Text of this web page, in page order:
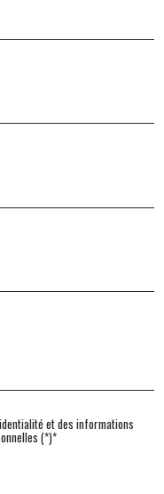
et des informations
(*)*